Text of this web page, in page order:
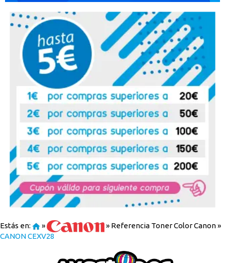
Estás en: » » Referencia Toner Color Canon»
CANON CEXV28